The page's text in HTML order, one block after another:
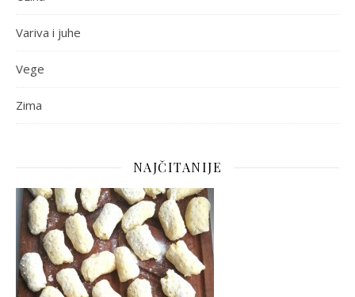
Variva i juhe
Vege
Zima
NAJČITANIJE